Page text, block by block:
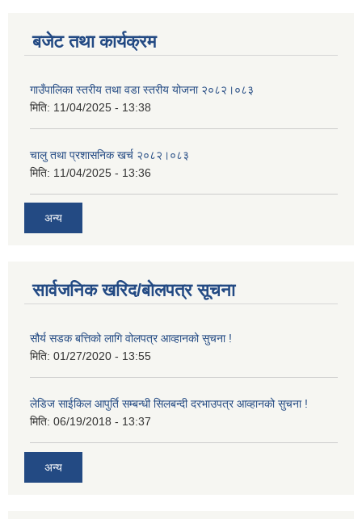
बजेट तथा कार्यक्रम
गाउँपालिका स्तरीय तथा वडा स्तरीय योजना २०८२।०८३
मिति: 11/04/2025 - 13:38
चालु तथा प्रशासनिक खर्च २०८२।०८३
मिति: 11/04/2025 - 13:36
अन्य
सार्वजनिक खरिद/बोलपत्र सूचना
सौर्य सडक बत्तिको लागि वोलपत्र आव्हानको सुचना !
मिति: 01/27/2020 - 13:55
लेडिज साईकिल आपुर्ति सम्बन्धी सिलबन्दी दरभाउपत्र आव्हानको सुचना !
मिति: 06/19/2018 - 13:37
अन्य